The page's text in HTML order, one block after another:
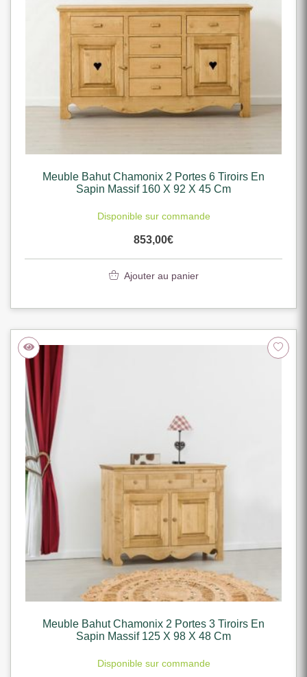
Meuble Bahut Chamonix 2 Portes 6 Tiroirs En
Sapin Massif 160 X 92 X 45 Cm
Disponible sur commande
853,00€
Ajouter au panier
Meuble Bahut Chamonix 2 Portes 3 Tiroirs En
Sapin Massif 125 X 98 X 48 Cm
Disponible sur commande